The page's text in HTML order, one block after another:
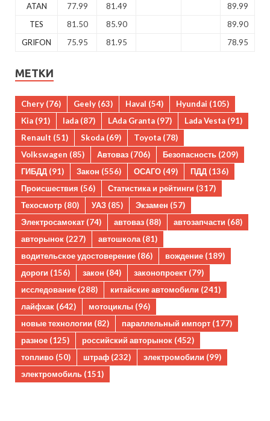
ATAN 77.99 81.49
89.99
TES
81.50 85.90
89.90
GRIFON
75.95 81.95 78.95
МЕТКИ
Chery (76) Geely (63) Haval (54) Hyundai (105)
Kia (91) lada (87) LAda Granta (97) Lada Vesta (91)
Renault (51) Skoda (69) Toyota (78)
Volkswagen (85) Автоваз (706) Безопасность (209)
ГИБДД (91) Закон (556) ОСАГО (49) ПДД (136)
Происшествия (56) Статистика и рейтинги (317)
Техосмотр (80) УАЗ (85) Экзамен (57)
Электросамокат (74) автоваз (88) автозапчасти (68)
авторынок (227) автошкола(81)
водительское удостоверение (86) вождение (189)
дороги (156) закон (84) законопроект (79)
исследование (288) китайские автомобили (241)
лайфхак (642) мотоциклы (96)
новые технологии (82) параллельный импорт (177)
разное (125) российский авторынок (452)
топливо (50) штраф (232) электромобили (99)
электромобиль (151)